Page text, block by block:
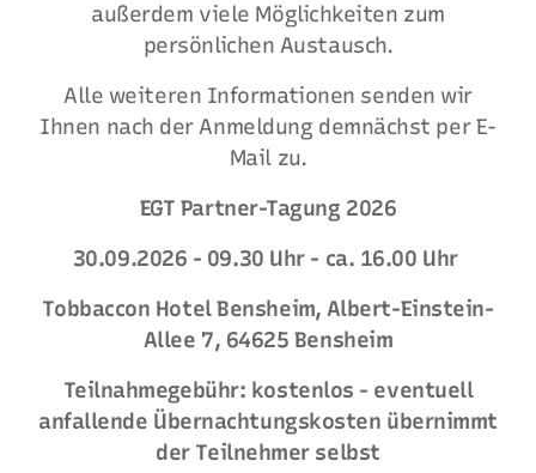
außerdem viele Möglichkeiten zum
persönlichen Austausch.
Alle weiteren Informationen senden wir
Ihnen nach der Anmeldung demnächst per E-
Mail zu.
EGT Partner-Tagung 2026
30.09.2026 - 09.30 Uhr - ca. 16.00 Uhr
Tobbaccon Hotel Bensheim, Albert-Einstein-
Allee 7, 64625 Bensheim
Teilnahmegebühr: kostenlos - eventuell
anfallende Übernachtungskosten übernimmt
der Teilnehmer selbst